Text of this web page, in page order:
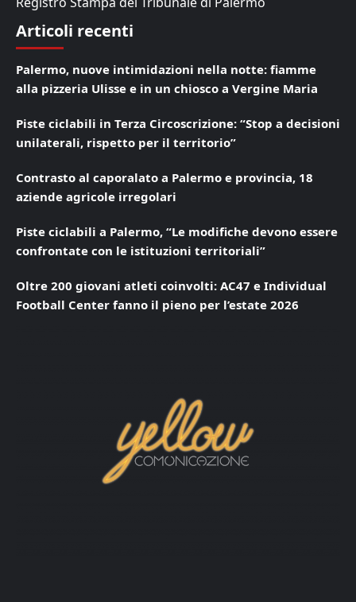
Articoli recenti
Palermo, nuove intimidazioni nella notte: fiamme
alla pizzeria Ulisse e in un chiosco a Vergine Maria
Piste ciclabili in Terza Circoscrizione: “Stop a decisioni
unilaterali, rispetto per il territorio”
Contrasto al caporalato a Palermo e provincia, 18
aziende agricole irregolari
Piste ciclabili a Palermo, “Le modifiche devono essere
confrontate con le istituzioni territoriali”
Oltre 200 giovani atleti coinvolti: AC47 e Individual
Football Center fanno il pieno per l’estate 2026